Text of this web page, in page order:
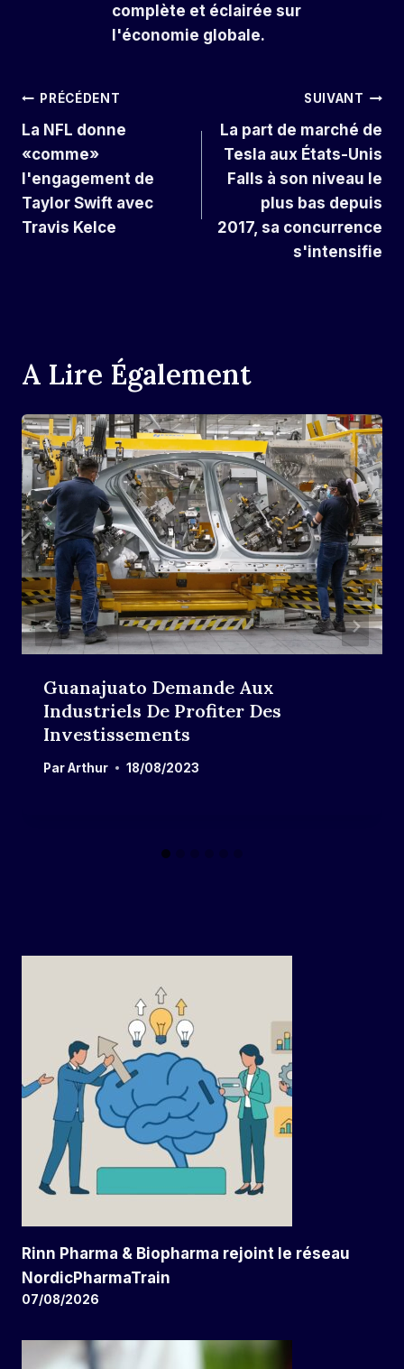
complète et éclairée sur
l'économie globale.
Navigation
De
L’article
PRÉCÉDENT
La NFL donne
«comme»
l'engagement de
Taylor Swift avec
Travis Kelce
SUIVANT
La part de marché de
Tesla aux États-Unis
Falls à son niveau le
plus bas depuis
2017, sa concurrence
s'intensifie
A Lire Également
Guanajuato Demande Aux
Industriels De Profiter Des
Investissements
ParArthur 18/08/2023
Rinn Pharma & Biopharma rejoint le réseau
NordicPharmaTrain
07/08/2026